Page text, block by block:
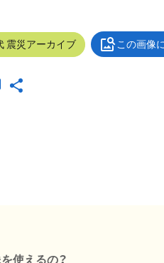
震災アーカイブ この画像
使えるの？